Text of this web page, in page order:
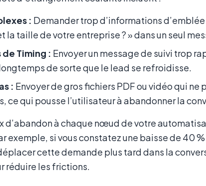
: Demander trop d’informations
la taille de votre entreprise ? » dans un seul
Timing : Envoyer un message de suivi trop
de sorte que le lead se refroidisse.
: Envoyer de gros fichiers PDF ou vidéo qui
ce qui pousse l’utilisateur à abandonner la
d’abandon à chaque nœud de votre
exemple, si vous constatez une baisse de 40
cette demande plus tard dans la
réduire les frictions.